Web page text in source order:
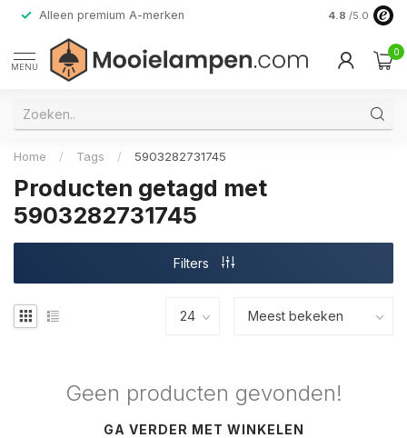
Alleen premium A-merken 4.8 /5.0
MENU
0
Home / Tags / 5903282731745
Producten getagd met
5903282731745
Filters
Geen producten gevonden!
GA VERDER MET WINKELEN